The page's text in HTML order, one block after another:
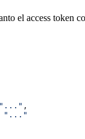
el access token
"..." ,
"..."